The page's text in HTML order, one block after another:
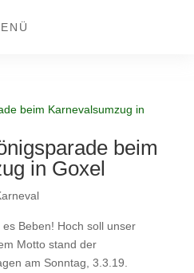
beim
in Goxel
Beben! Hoch soll unser
Motto stand der
am Sonntag, 3.3.19.